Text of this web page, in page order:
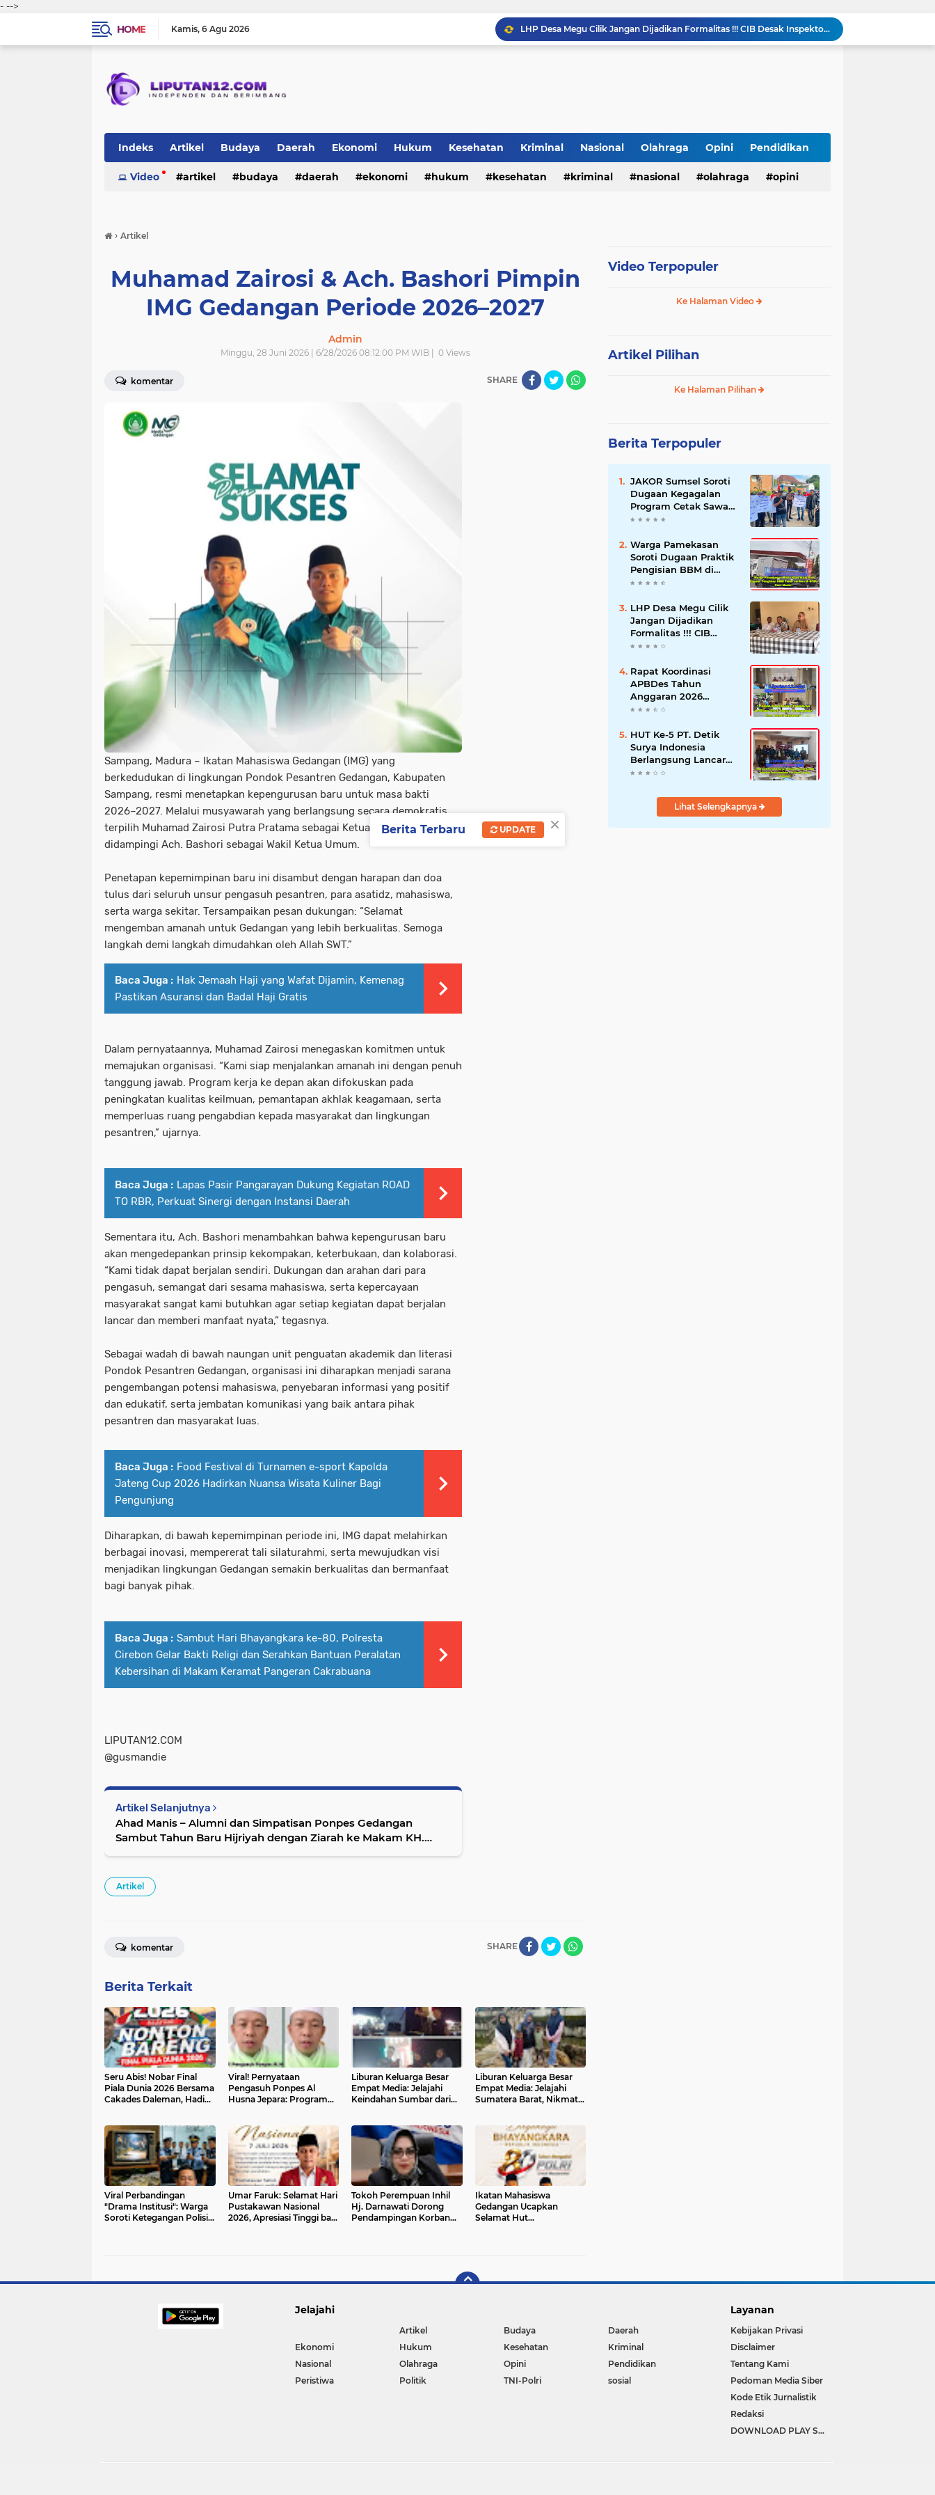
- -->
HOME
Kamis 6 Agu 2026
LHP Desa Megu Cilik Jangan Dijadikan Formalitas !!! CIB Desak Inspektorat Bongkar Seluruh Fakta dan Hentikan Dugaan Permainan Oknum
Ari Andreansyah Asal Sampang Lolos ke Top 37 Group 5 D'Academy 8, Raih 3 Standing Ovation
HUT Ke-5 PT. Detik Surya Indonesia Berlangsung Lancar dan Profesional, Perkuat Kompetensi Wartawan
Indeks Artikel Budaya Daerah Ekonomi Hukum Kesehatan Kriminal Nasional Olahraga Opini Pendidikan
Peristiwa Politik TNI-Polri sosial
Video artikel budaya daerah ekonomi hukum kesehatan kriminal nasional olahraga opini
› Artikel
Muhamad Zairosi & Ach. Bashori Pimpin
IMG Gedangan Periode 2026–2027
Admin
Minggu, 28 Juni 2026 | 6/28/2026 08:12:00 PM WIB | 0Views
komentar SHARE
Sampang, Madura – Ikatan Mahasiswa Gedangan (IMG) yang
berkedudukan di lingkungan Pondok Pesantren Gedangan, Kabupaten
Sampang, resmi menetapkan kepengurusan baru untuk masa bakti
2026–2027. Melalui musyawarah yang berlangsung secara demokratis,
terpilih Muhamad Zairosi Putra Pratama sebagai Ketua Umum,
didampingi Ach. Bashori sebagai Wakil Ketua Umum.
Penetapan kepemimpinan baru ini disambut dengan harapan dan doa
tulus dari seluruh unsur pengasuh pesantren, para asatidz, mahasiswa,
serta warga sekitar. Tersampaikan pesan dukungan: “Selamat
mengemban amanah untuk Gedangan yang lebih berkualitas. Semoga
langkah demi langkah dimudahkan oleh Allah SWT.”
Baca Juga : Hak Jemaah Haji yang Wafat Dijamin, Kemenag
Pastikan Asuransi dan Badal Haji Gratis
Dalam pernyataannya, Muhamad Zairosi menegaskan komitmen untuk
memajukan organisasi. “Kami siap menjalankan amanah ini dengan penuh
tanggung jawab. Program kerja ke depan akan difokuskan pada
peningkatan kualitas keilmuan, pemantapan akhlak keagamaan, serta
memperluas ruang pengabdian kepada masyarakat dan lingkungan
pesantren,” ujarnya.
Baca Juga : Lapas Pasir Pangarayan Dukung Kegiatan ROAD
TO RBR, Perkuat Sinergi dengan Instansi Daerah
Sementara itu, Ach. Bashori menambahkan bahwa kepengurusan baru
akan mengedepankan prinsip kekompakan, keterbukaan, dan kolaborasi.
“Kami tidak dapat berjalan sendiri. Dukungan dan arahan dari para
pengasuh, semangat dari sesama mahasiswa, serta kepercayaan
masyarakat sangat kami butuhkan agar setiap kegiatan dapat berjalan
lancar dan memberi manfaat nyata,” tegasnya.
Sebagai wadah di bawah naungan unit penguatan akademik dan literasi
Pondok Pesantren Gedangan, organisasi ini diharapkan menjadi sarana
pengembangan potensi mahasiswa, penyebaran informasi yang positif
dan edukatif, serta jembatan komunikasi yang baik antara pihak
pesantren dan masyarakat luas.
Baca Juga : Food Festival di Turnamen e-sport Kapolda
Jateng Cup 2026 Hadirkan Nuansa Wisata Kuliner Bagi
Pengunjung
Diharapkan, di bawah kepemimpinan periode ini, IMG dapat melahirkan
berbagai inovasi, mempererat tali silaturahmi, serta mewujudkan visi
menjadikan lingkungan Gedangan semakin berkualitas dan bermanfaat
bagi banyak pihak.
Baca Juga : Sambut Hari Bhayangkara ke-80, Polresta
Cirebon Gelar Bakti Religi dan Serahkan Bantuan Peralatan
Kebersihan di Makam Keramat Pangeran Cakrabuana
LIPUTAN12.COM
@gusmandie
Artikel Selanjutnya
Ahad Manis – Alumni dan Simpatisan Ponpes Gedangan
Sambut Tahun Baru Hijriyah dengan Ziarah ke Makam KH.
Artikel
SHARE
komentar
Berita Terkait
Seru Abis! Nobar Final
Piala Dunia 2026 Bersama
Cakades Daleman, Hadiah
Viral! Pernyataan
Pengasuh Ponpes Al
Husna Jepara: Program
Tanggapan Seruat
Liburan Keluarga Besar
Empat Media: Jelajahi
Keindahan Sumbar dari
Walaupun Terjebak Macet
Panjang
Liburan Keluarga Besar
Empat Media: Jelajahi
Sumatera Barat, Nikmati
Viral Perbandingan
"Drama Institusi": Warga
Soroti Ketegangan Polisi–
Umar Faruk: Selamat Hari
Pustakawan Nasional
2026, Apresiasi Tinggi bagi
Tokoh Perempuan Inhil
Hj. Darnawati Dorong
Pendampingan Korban
Ikatan Mahasiswa
Gedangan Ucapkan
Selamat Hut
Video Terpopuler
Ke Halaman Video
Artikel Pilihan
Ke Halaman Pilihan
Berita Terpopuler
JAKOR Sumsel Soroti
Dugaan Kegagalan
Program Cetak Sawah
Rp105 Miliar di Ogan
Pertanian Mundur
Warga Pamekasan
Soroti Dugaan Praktik
Pengisian BBM di
SPBU Cem Manis,
Pengawasan
LHP Desa Megu Cilik
Jangan Dijadikan
Formalitas !!! CIB
Desak Inspektorat
dan Hentikan Dugaan
Permainan Oknum
Rapat Koordinasi
APBDes Tahun
Anggaran 2026
Semester II,
Sokobanah Libatkan 12
Desa
HUT Ke-5 PT. Detik
Surya Indonesia
Berlangsung Lancar
dan Profesional,
Wartawan
Lihat Selengkapnya
Jelajahi
Artikel Budaya
Daerah
Ekonomi
Hukum Kesehatan
Kriminal
Nasional
Olahraga Opini
Pendidikan
Peristiwa
Politik TNI-Polri sosial
Layanan
Kebijakan Privasi
Disclaimer
Tentang Kami
Pedoman Media Siber
Kode Etik Jurnalistik
Redaksi
DOWNLOAD PLAY STORE
×
Berita Terbaru UPDATE